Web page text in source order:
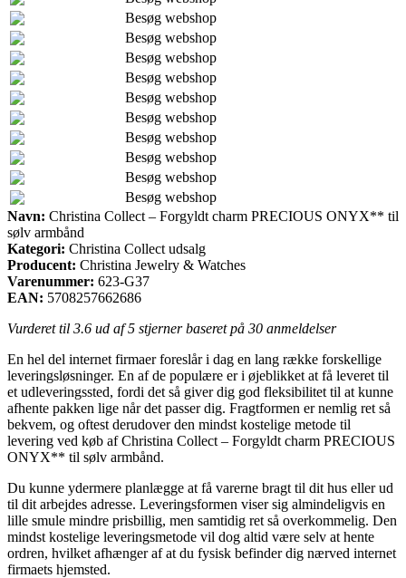
Besøg webshop
Besøg webshop
Besøg webshop
Besøg webshop
Besøg webshop
Besøg webshop
Besøg webshop
Besøg webshop
Besøg webshop
Besøg webshop
Navn: Christina Collect – Forgyldt charm PRECIOUS ONYX** til
sølv armbånd
Kategori: Christina Collect udsalg
Producent: Christina Jewelry & Watches
Varenummer: 623-G37
EAN: 5708257662686
Vurderet til 3.6 ud af 5 stjerner baseret på 30 anmeldelser
En hel del internet firmaer foreslår i dag en lang række forskellige
leveringsløsninger. En af de populære er i øjeblikket at få leveret til
et udleveringssted, fordi det så giver dig god fleksibilitet til at kunne
afhente pakken lige når det passer dig. Fragtformen er nemlig ret så
bekvem, og oftest derudover den mindst kostelige metode til
levering ved køb af Christina Collect – Forgyldt charm PRECIOUS
ONYX** til sølv armbånd.
Du kunne ydermere planlægge at få varerne bragt til dit hus eller ud
til dit arbejdes adresse. Leveringsformen viser sig almindeligvis en
lille smule mindre prisbillig, men samtidig ret så overkommelig. Den
mindst kostelige leveringsmetode vil dog altid være selv at hente
ordren, hvilket afhænger af at du fysisk befinder dig nærved internet
firmaets hjemsted.